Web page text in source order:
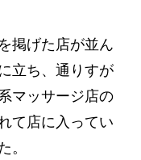
掲げた店が並ん
立ち、通りすが
マッサージ店の
て店に入ってい
。